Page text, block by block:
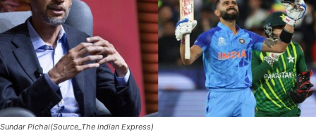
Sundar Pichai(Source_The indian Express)